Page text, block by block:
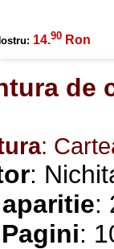
14.90 Ron
de
:
:
:
: